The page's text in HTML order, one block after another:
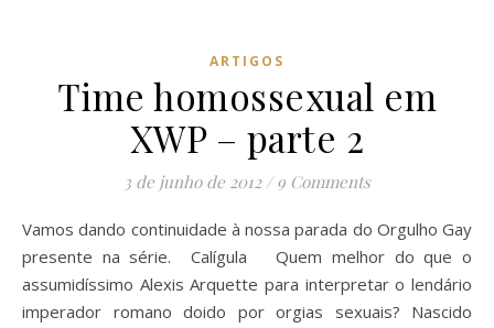
ARTIGOS
Time homossexual em
XWP – parte 2
3 de junho de 2012 / 9 Comments
Vamos dando continuidade à nossa parada do Orgulho Gay
presente na série. Calígula Quem melhor do que o
assumidíssimo Alexis Arquette para interpretar o lendário
imperador romano doido por orgias sexuais? Nascido